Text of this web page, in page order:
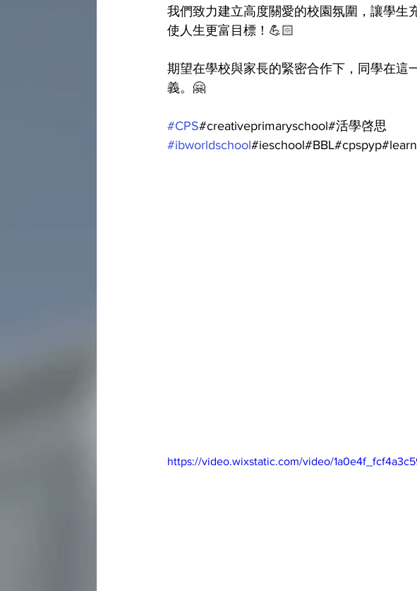
我們致力建立高度關愛的校園氛圍，讓學生
使人生更富目標！💪🏻
期望在學校與家長的緊密合作下，同學在這
義。🤗
#CPS#creativeprimaryschool#活學啓思
#ibworldschool
https://video.wixstatic.com/video/